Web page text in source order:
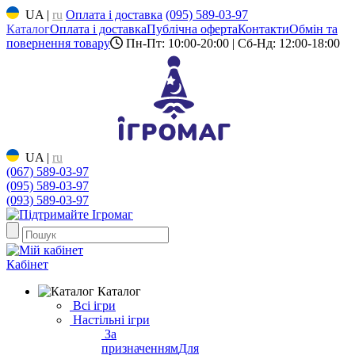
UA | ru Оплата і доставка (095) 589-03-97
КаталогОплата і доставкаПублічна офертаКонтактиОбмін та
повернення товару
Пн-Пт: 10:00-20:00 | Сб-Нд: 12:00-18:00
UA | ru
(067) 589-03-97
(095) 589-03-97
(093) 589-03-97
Кабінет
Каталог
Всі ігри
Настільні ігри
За
призначеннямДля